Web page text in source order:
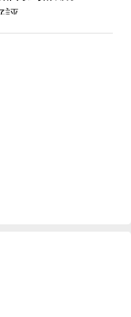
評
」，五種清
，讓連身心與
都可以鬆一下！